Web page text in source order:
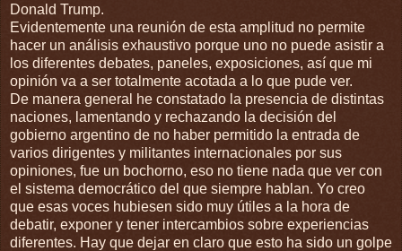
Donald Trump.
Evidentemente una reunión de esta amplitud no permite
hacer un análisis exhaustivo porque uno no puede asistir a
los diferentes debates, paneles, exposiciones, así que mi
opinión va a ser totalmente acotada a lo que pude ver.
De manera general he constatado la presencia de distintas
naciones, lamentando y rechazando la decisión del
gobierno argentino de no haber permitido la entrada de
varios dirigentes y militantes internacionales por sus
opiniones, fue un bochorno, eso no tiene nada que ver con
el sistema democrático del que siempre hablan. Yo creo
que esas voces hubiesen sido muy útiles a la hora de
debatir, exponer y tener intercambios sobre experiencias
diferentes. Hay que dejar en claro que esto ha sido un golpe